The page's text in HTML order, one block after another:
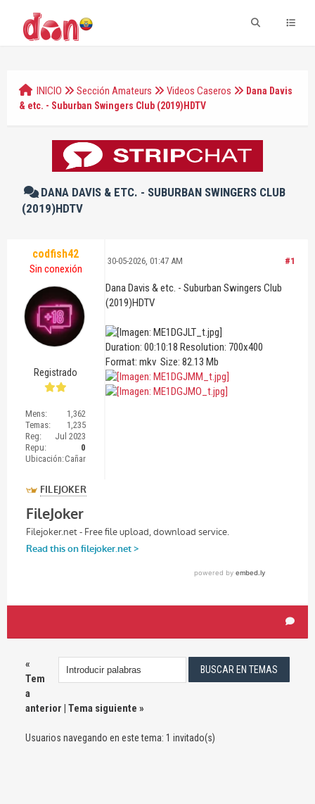
INICIO Sección Amateurs Videos Caseros
Dana Davis
& etc. - Suburban Swingers Club (2019)HDTV
DANA DAVIS & ETC. - SUBURBAN SWINGERS CLUB
(2019)HDTV
codfish42
Sin conexión
Registrado
Mens:
1,362
Temas:
1,235
Reg:
Jul 2023
Repu:
0
Ubicación:Cañar
#1
30-05-2026, 01:47 AM
Dana Davis & etc. - Suburban Swingers Club
(2019)HDTV
Duration: 00:10:18 Resolution: 700x400
Format: mkv Size: 82.13 Mb
«
Tem
a
anterior | Tema siguiente »
Usuarios navegando en este tema: 1 invitado(s)